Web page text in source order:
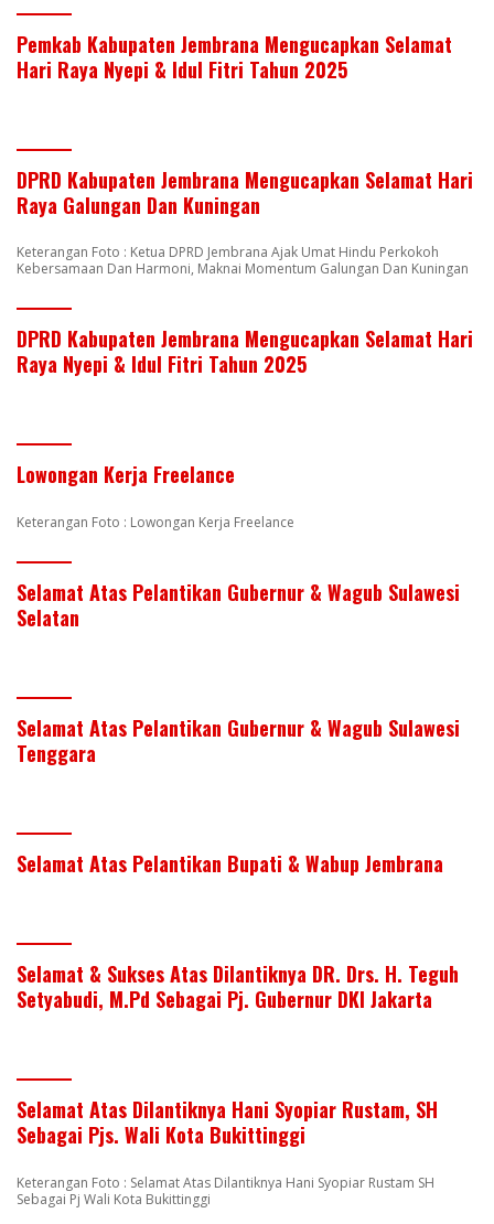
Pemkab Kabupaten Jembrana Mengucapkan Selamat
Hari Raya Nyepi & Idul Fitri Tahun 2025
DPRD Kabupaten Jembrana Mengucapkan Selamat Hari
Raya Galungan Dan Kuningan
Keterangan Foto : Ketua DPRD Jembrana Ajak Umat Hindu Perkokoh
Kebersamaan Dan Harmoni, Maknai Momentum Galungan Dan Kuningan
DPRD Kabupaten Jembrana Mengucapkan Selamat Hari
Raya Nyepi & Idul Fitri Tahun 2025
Lowongan Kerja Freelance
Keterangan Foto : Lowongan Kerja Freelance
Selamat Atas Pelantikan Gubernur & Wagub Sulawesi
Selatan
Selamat Atas Pelantikan Gubernur & Wagub Sulawesi
Tenggara
Selamat Atas Pelantikan Bupati & Wabup Jembrana
Selamat & Sukses Atas Dilantiknya DR. Drs. H. Teguh
Setyabudi, M.Pd Sebagai Pj. Gubernur DKI Jakarta
Selamat Atas Dilantiknya Hani Syopiar Rustam, SH
Sebagai Pjs. Wali Kota Bukittinggi
Keterangan Foto : Selamat Atas Dilantiknya Hani Syopiar Rustam SH
Sebagai Pj Wali Kota Bukittinggi